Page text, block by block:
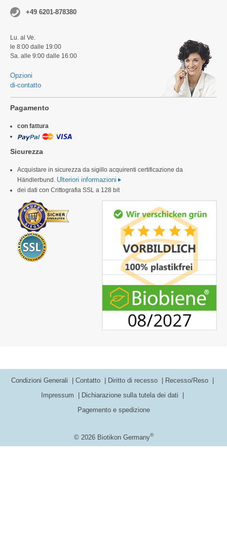
+49 6201-878380
Lu. al Ve.
le 8:00 dalle 19:00
Sa. alle 9:00 dalle 16:00
Opzioni
di-contatto
Pagamento
con fattura
Sicurezza
Acquistare in sicurezza da sigillo acquirenti certificazione da
Händlerbund. Ulteriori informazioni
dei dati con Crittografia SSL a 128 bit
© 2026 Biotikon Germany®
Condizioni Generali Contatto Diritto di recesso
Recesso/Reso
Impressum
Dichiarazione sulla tutela dei dati
Pagemento e spedizione